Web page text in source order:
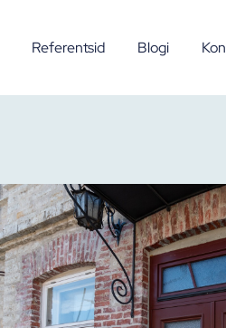
Referentsid Blogi